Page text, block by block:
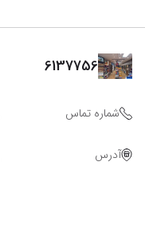
6137756
شماره تماس
آدرس